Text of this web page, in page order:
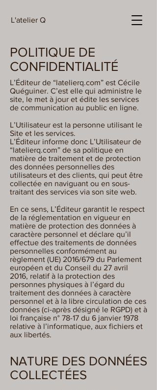
L'atelier Q
POLITIQUE DE
CONFIDENTIALITÉ
L’Éditeur de “latelierq.com” est Cécile
Quéguiner. C’est elle qui administre le
site, le met à jour et édite les services
de communication au public en ligne.
L’Utilisateur est la personne utilisant le
Site et les services.
L’Éditeur informe donc L’Utilisateur de
“latelierq.com” de sa politique en
matière de traitement et de protection
des données personnelles des
utilisateurs et des clients, qui peut être
collectée en naviguant ou en sous-
traitant des services via son site web.
En ce sens, L’Éditeur garantit le respect
de la réglementation en vigueur en
matière de protection des données à
caractère personnel et déclare qu’il
effectue des traitements de données
personnelles conformément au
règlement (UE) 2016/679 du Parlement
européen et du Conseil du 27 avril
2016, relatif à la protection des
personnes physiques à l’égard du
traitement des données à caractère
personnel et à la libre circulation de ces
données (ci-après désigné le RGPD) et à
loi française n° 78-17 du 6 janvier 1978
relative à l’informatique, aux fichiers et
aux libertés.
NATURE DES DONNÉES
COLLECTÉES